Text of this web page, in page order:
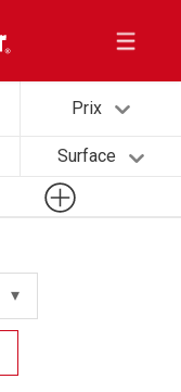
Prix
Surface